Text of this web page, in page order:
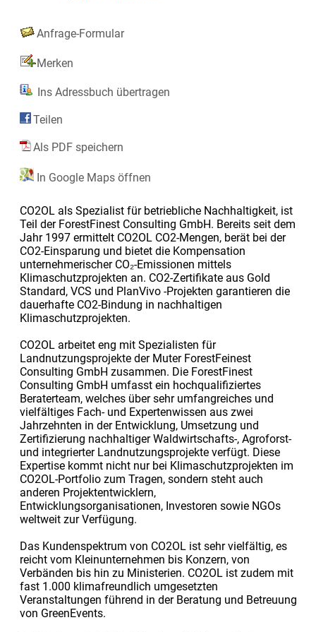
Anfrage-Formular
Merken
Ins Adressbuch übertragen
Teilen
Als PDF speichern
In Google Maps öffnen
CO2OL als Spezialist für betriebliche Nachhaltigkeit, ist
Teil der ForestFinest Consulting GmbH. Bereits seit dem
Jahr 1997 ermittelt CO2OL CO2-Mengen, berät bei der
CO2-Einsparung und bietet die Kompensation
unternehmerischer CO₂-Emissionen mittels
Klimaschutzprojekten an. CO2-Zertifikate aus Gold
Standard, VCS und PlanVivo -Projekten garantieren die
dauerhafte CO2-Bindung in nachhaltigen
Klimaschutzprojekten.
CO2OL arbeitet eng mit Spezialisten für
Landnutzungsprojekte der Muter ForestFeinest
Consulting GmbH zusammen. Die ForestFinest
Consulting GmbH umfasst ein hochqualifiziertes
Beraterteam, welches über sehr umfangreiches und
vielfältiges Fach- und Expertenwissen aus zwei
Jahrzehnten in der Entwicklung, Umsetzung und
Zertifizierung nachhaltiger Waldwirtschafts-, Agroforst-
und integrierter Landnutzungsprojekte verfügt. Diese
Expertise kommt nicht nur bei Klimaschutzprojekten im
CO2OL-Portfolio zum Tragen, sondern steht auch
anderen Projektentwicklern,
Entwicklungsorganisationen, Investoren sowie NGOs
weltweit zur Verfügung.
Das Kundenspektrum von CO2OL ist sehr vielfältig, es
reicht vom Kleinunternehmen bis Konzern, von
Verbänden bis hin zu Ministerien. CO2OL ist zudem mit
fast 1.000 klimafreundlich umgesetzten
Veranstaltungen führend in der Beratung und Betreuung
von GreenEvents.